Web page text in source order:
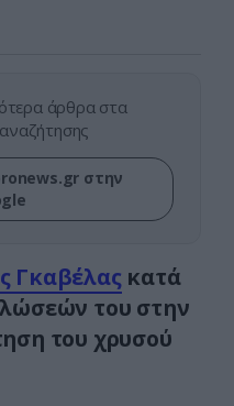
άρθρα στα
στην
Γκαβέλας κατά
του στην
του χρυσού